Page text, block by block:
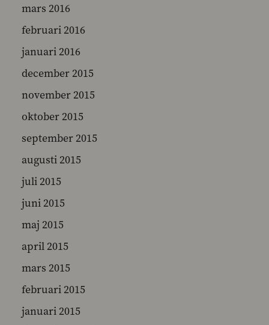
mars 2016
februari 2016
januari 2016
december 2015
november 2015
oktober 2015
september 2015
augusti 2015
juli 2015
juni 2015
maj 2015
april 2015
mars 2015
februari 2015
januari 2015